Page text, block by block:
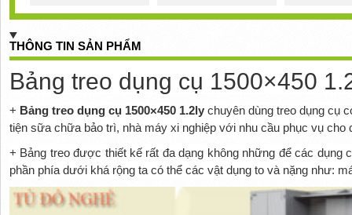
THÔNG TIN SẢN PHẨM
Bảng treo dụng cụ 1500×450
+ Bảng treo dụng cụ 1500×450 1.2ly chuyên dùng treo dụng cụ
tiện sữa chữa bảo trì, nhà máy xi nghiệp với nhu cầu phục vụ
+ Bảng treo được thiết kế rất đa dạng không những để các
phần phía dưới khá rộng ta có thể các vật dụng to và nặng như: